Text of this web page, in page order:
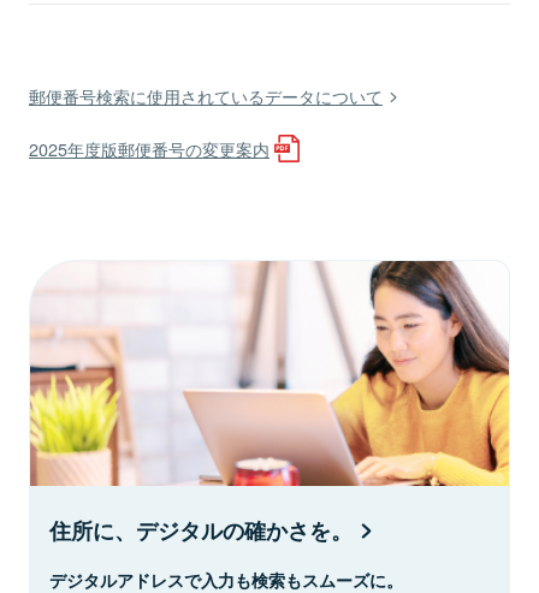
郵便番号検索に使用されているデータについて
2025年度版郵便番号の変更案内
住所に、デジタルの確かさを。
デジタルアドレスで入力も検索もスムーズに。